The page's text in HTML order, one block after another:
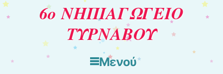
6ο ΝΗΠΙΑΓΩΓΕΙΟ
ΤΥΡΝΑΒΟΥ
Μενού